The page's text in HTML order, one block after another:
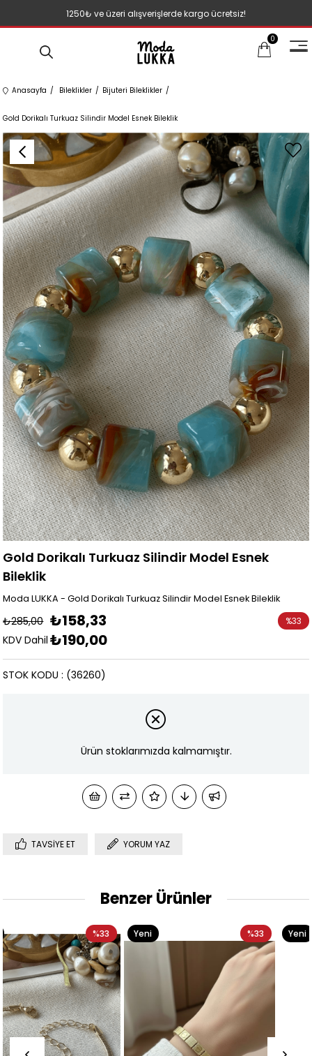
1250₺ ve üzeri alışverişlerde kargo ücretsiz!
0
Anasayfa Bileklikler Bijuteri Bileklikler
Gold Dorikalı Turkuaz Silindir Model Esnek Bileklik
Gold Dorikalı Turkuaz Silindir Model Esnek
Bileklik
Moda LUKKA - Gold Dorikalı Turkuaz Silindir Model Esnek Bileklik
₺285,00 ₺158,33
KDV Dahil ₺190,00
%33
(36260)
STOK KODU
Ürün stoklarımızda kalmamıştır.
TAVSIYE ET YORUM YAZ
Benzer Ürünler
%33
Yeni
Ürün
%33